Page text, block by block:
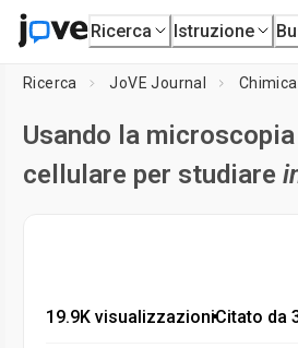
Ricerca Istruzione
Ricerca JoVE Journal Chimica
Usando la
cellulare per studiare
19.9K visualizzazioni•Citato da